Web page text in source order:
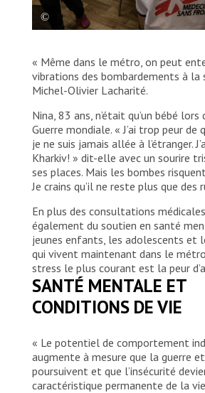
Elena, 35 ans, et son fils Kirill, 6
consultation avec Kelly et
ukrainien·ne d’origine et
médecin et étudiant en
en Ukraine, le 11 avril 2022.
Adrienne Surprenant/MYOP
« Même dans le métro, on peut
vibrations des bombardements à la
Michel-Olivier Lacharité.
Nina, 83 ans, n’était qu’un bébé lors
Guerre mondiale. « J’ai trop peur
je ne suis jamais allée à l’étranger.
Kharkiv! » dit-elle avec un sourire
ses places. Mais les bombes
Je crains qu’il ne reste plus que des
En plus des consultations
également du soutien en santé
jeunes enfants, les adolescents et
qui vivent maintenant dans le
stress le plus courant est la peur
SANTÉ MENTALE ET
CONDITIONS DE VIE
« Le potentiel de comportement
augmente à mesure que la guerre
poursuivent et que l’insécurité
caractéristique permanente de la